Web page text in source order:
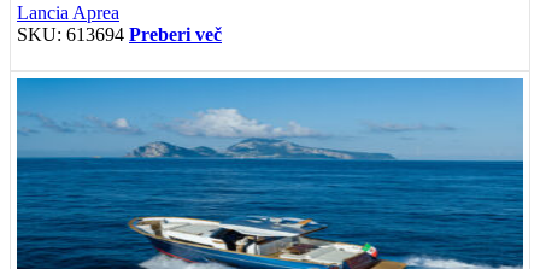
Lancia Aprea
SKU: 613694 Preberi več